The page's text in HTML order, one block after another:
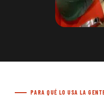
PARA QUÉ LO USA LA